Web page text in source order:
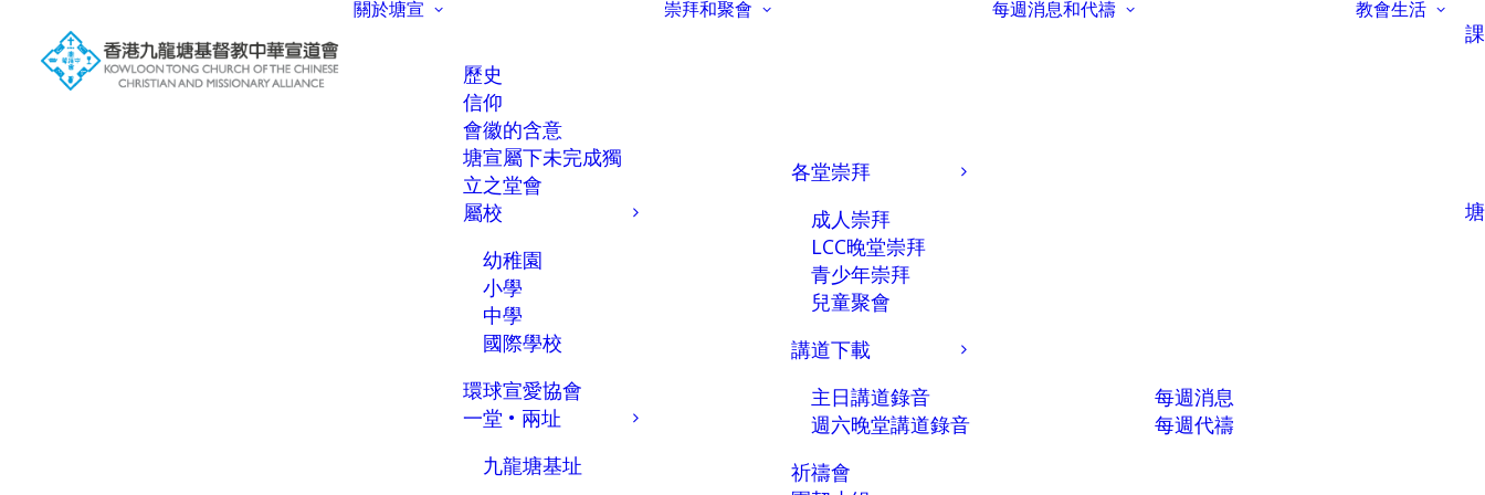
關於塘宣
歷史
信仰
會徽的含意
塘宣屬下未完成獨
立之堂會
屬校
幼稚園
小學
中學
國際學校
環球宣愛協會
一堂 • 兩址
九龍塘基址
崇拜和聚會
各堂崇拜
成人崇拜
LCC晚堂崇拜
青少年崇拜
兒童聚會
講道下載
主日講道錄音
週六晚堂講道錄音
祈禱會
每週消息和代禱
每週消息
每週代禱
教會生活